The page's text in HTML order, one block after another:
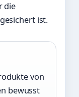
die
ist.
von
bewusst